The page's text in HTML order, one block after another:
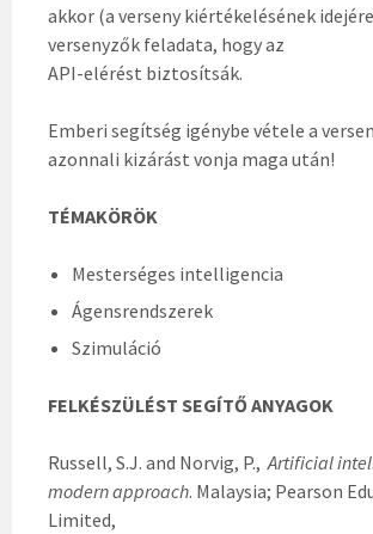
akkor (a verseny kiértékelésének
versenyzők feladata, hogy az
API-elérést biztosítsák.
Emberi segítség igénybe vétele a
azonnali kizárást vonja maga után!
TÉMAKÖRÖK
Mesterséges intelligencia
Ágensrendszerek
Szimuláció
FELKÉSZÜLÉST SEGÍTŐ ANYAGOK
Russell, S.J. and Norvig, P., Artificial
modern approach. Malaysia; Pearson
Limited,